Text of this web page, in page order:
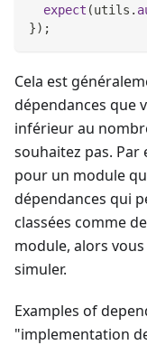
expect (utils .
}) ;
Cela est
dépendances que
inférieur au
souhaitez pas. Par
pour un module
dépendances qui
classées comme
module, alors
simuler.
Examples of
"implementation